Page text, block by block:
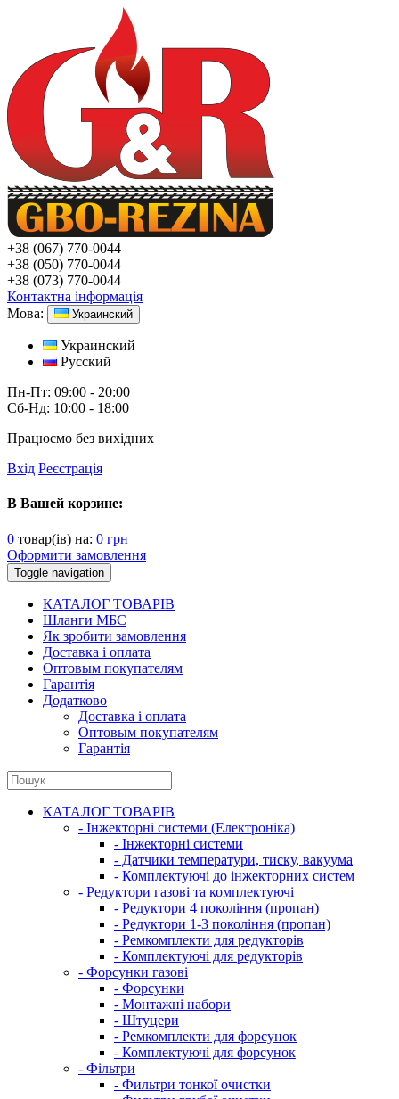
+38 (067) 770-0044
+38 (050) 770-0044
+38 (073) 770-0044
Контактна інформація
Мова:
Украинский
Украинский
Русский
Пн-Пт: 09:00 - 20:00
Сб-Нд: 10:00 - 18:00
Працюємо без вихідних
Вхід Реєстрація
В Вашей корзине:
0 товар(ів) на: 0 грн
Оформити замовлення
Toggle navigation
КАТАЛОГ ТОВАРІВ
Шланги МБС
Як зробити замовлення
Доставка і оплата
Оптовым покупателям
Гарантія
Додатково
Доставка і оплата
Оптовым покупателям
Гарантія
КАТАЛОГ ТОВАРІВ
- Інжекторні системи (Електроніка)
- Інжекторні системи
- Датчики температури, тиску, вакуума
- Комплектуючі до інжекторних систем
- Редуктори газові та комплектуючі
- Редуктори 4 покоління (пропан)
- Редуктори 1-3 покоління (пропан)
- Ремкомплекти для редукторів
- Комплектуючі для редукторів
- Форсунки газові
- Форсунки
- Монтажні набори
- Штуцери
- Ремкомплекти для форсунок
- Комплектуючі для форсунок
- Фільтри
- Фильтри тонкої очистки